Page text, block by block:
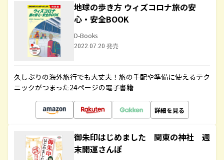
地球の歩き方 ウィズコロナ旅の安
心・安全BOOK
D-Books
2022.07.20 発売
久しぶりの海外旅行でも大丈夫！旅の手配や準備に使えるテク
ニックがつまった24ページの電子書籍
詳細を見る
御朱印はじめました 関東の神社 週
末開運さんぽ